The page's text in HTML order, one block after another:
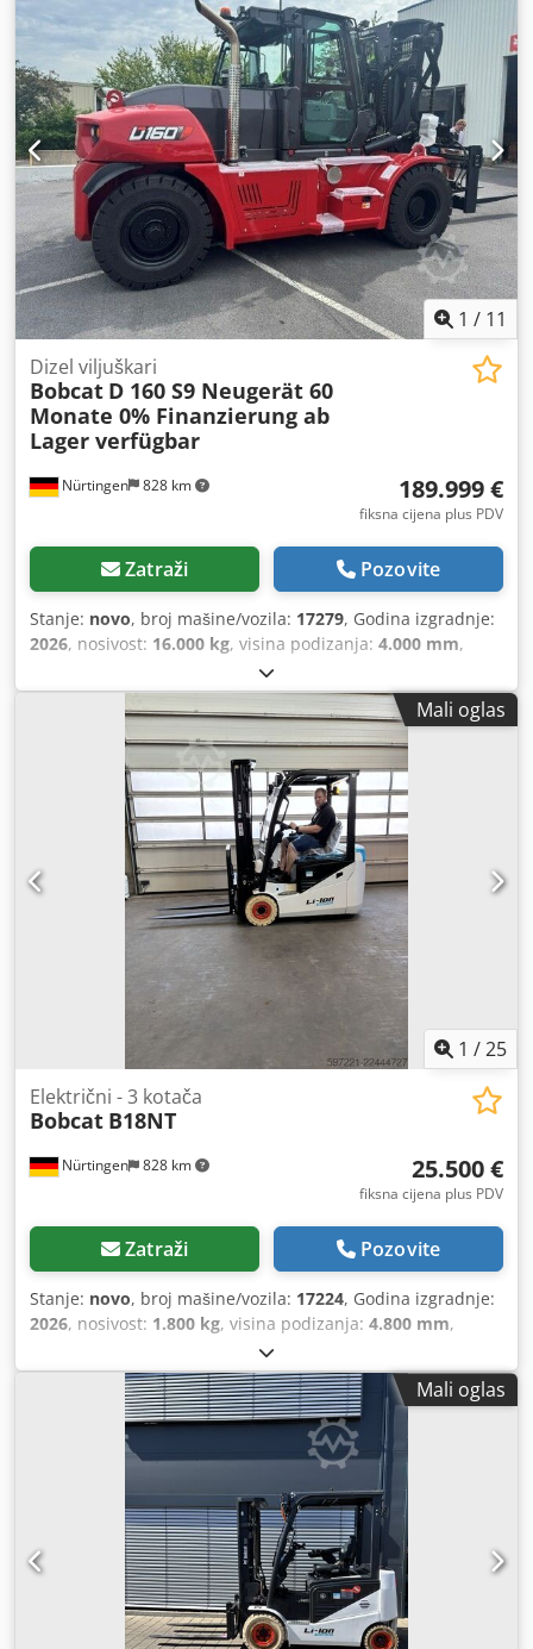
ukupna masa: 576 kg,
1 / 11
Nürtingen 828 km
Dizel viljuškari
Bobcat D 160 S9 Neugerät 60
Monate 0% Finanzierung ab
Lager verfügbar
189.999 €
fiksna cijena plus PDV
Zatraži Pozovite
Stanje: novo, broj mašine/vozila: 17279, Godina izgradnje:
2026, nosivost: 16.000 kg, visina podizanja: 4.000 mm,
1.480 mm
vrsta goriva:dizel, vrsta jarbola:triplex, građevinska visina:
, duljina vilica:2.400 mm, dimenzija prednje
12.00-20 100%, dimenzija stražnje gume:
, ukupna masa:19.300 kg, Oprema:kabina
Mali oglas
1 /25
Nürtingen 828 km
Električni - 3 kotača
Bobcat B18NT
25.500 €
fiksna cijena plus PDV
Zatraži Pozovite
Stanje: novo, broj mašine/vozila: 17224, Godina izgradnje:
2026, nosivost: 1.800 kg, visina podizanja: 4.800 mm,
1.484 mm
vrsta goriva:električni, vrsta jarbola:triplex, građevinska
2.215 mm, napon baterije:51,2 V, duljina vilica:
, dimenzija prednje gume:18x7-6 weiss
dimenzija stražnje gume:
16x6-8 weiss, ukupna masa:
Mali oglas